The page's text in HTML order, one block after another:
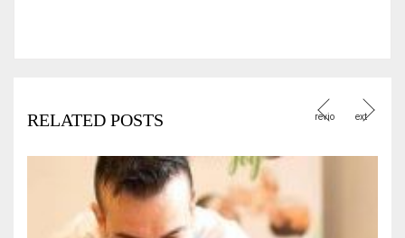
RELATED POSTS
revio
ext